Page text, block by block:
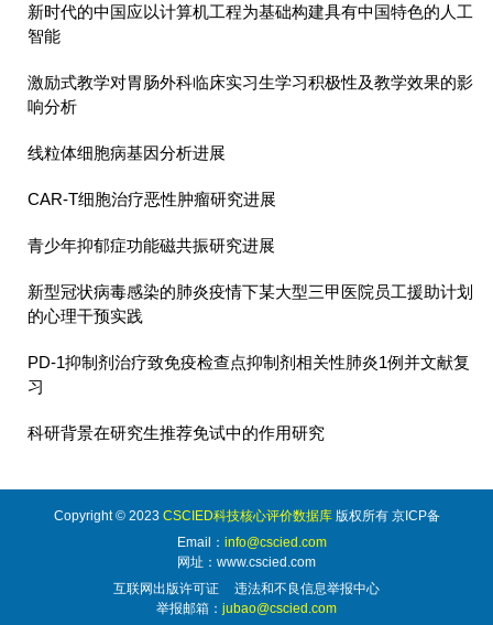
新时代的中国应以计算机工程为基础构建具有中国特色的人工
智能
激励式教学对胃肠外科临床实习生学习积极性及教学效果的影
响分析
线粒体细胞病基因分析进展
CAR-T细胞治疗恶性肿瘤研究进展
青少年抑郁症功能磁共振研究进展
新型冠状病毒感染的肺炎疫情下某大型三甲医院员工援助计划
的心理干预实践
PD-1抑制剂治疗致免疫检查点抑制剂相关性肺炎1例并文献复
习
科研背景在研究生推荐免试中的作用研究
Copyright © 2023 CSCIED科技核心评价数据库版权所有 京ICP备
Email： info@cscied.com
网址：www.cscied.com
互联网出版许可证
违法和不良信息举报中心
举报邮箱： jubao@cscied.com